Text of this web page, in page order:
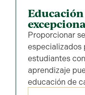
Proporcionar
especializados
estudiantes
aprendizaje
educación de